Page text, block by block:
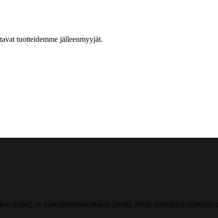
tuotteidemme jälleenmyyjät.
(mpm) tai paikallisverkkomaksu (pvm). Hinta määräytyy